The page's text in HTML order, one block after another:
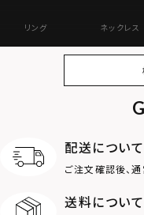
リング ネックレス
オンラインス
ダブルリング
配送について
ご注文確認後、
送料について